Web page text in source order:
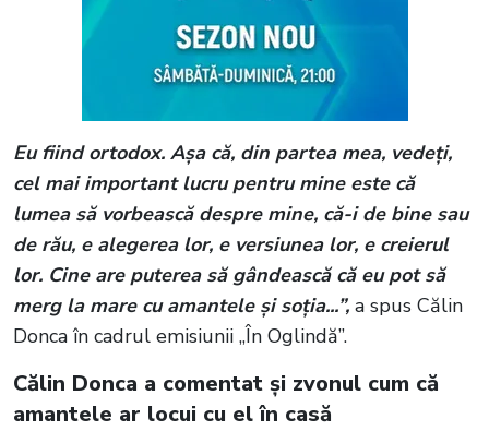
Eu fiind ortodox. Așa că, din partea mea, vedeți,
cel mai important lucru pentru mine este că
lumea să vorbească despre mine, că-i de bine sau
de rău, e alegerea lor, e versiunea lor, e creierul
lor. Cine are puterea să gândească că eu pot să
merg la mare cu amantele și soția...”, a spus Călin
Donca în cadrul emisiunii „În Oglindă”.
Călin Donca a comentat și zvonul cum că
amantele ar locui cu el în casă